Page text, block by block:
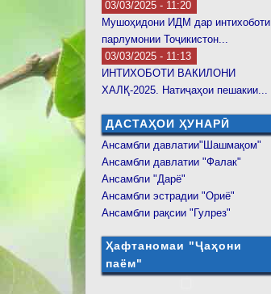
03/03/2025 - 11:20
Мушоҳидони ИДМ дар интихоботи
парлумонии Тоҷикистон...
03/03/2025 - 11:13
ИНТИХОБОТИ ВАКИЛОНИ
ХАЛҚ-2025. Натиҷаҳои пешакии...
ДАСТАҲОИ ҲУНАРӢ
Ансамбли давлатии"Шашмақом"
Ансамбли давлатии "Фалак"
Ансамбли "Дарё"
Ансамбли эстрадии "Ориё"
Ансамбли рақсии "Гулрез"
Ҳафтаномаи "Ҷаҳони
паём"